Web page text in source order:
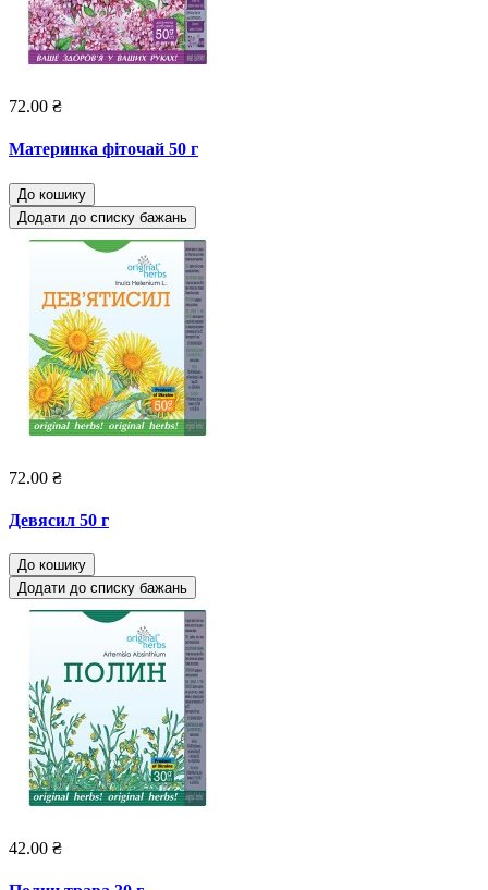
72.00 ₴
Материнка фіточай 50 г
До кошику
Додати до списку бажань
72.00 ₴
Девясил 50 г
До кошику
Додати до списку бажань
42.00 ₴